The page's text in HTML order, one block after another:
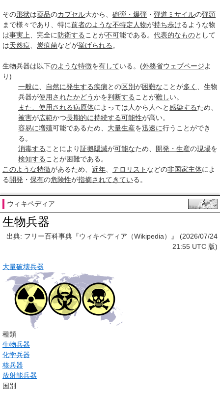
その形状は薬品のカプセル大から、 砲弾・爆弾 ・ 弾道ミサイルの弾頭
まで様々であり、特に前者のような不特定 人物が持ち歩けるような物
は事実上 、完全に防衛する ことが不可能である。 代表的なものとして
は天然痘 炭疽菌などが挙げられる 。
生物兵器は以下のような特徴を有している。(外務省ウェブページよ
り)
一般に
自然に発生する疾病との区別が困難なことが多く
、生物
兵器が使用されたかどうかを判断する ことが難しい。
また、 使用される病原体によっては人から人へと感染するため、
被害が広範かつ長期的に持続する可能性が高い。
容易に増殖可能であるため、 大量生産を迅速に行うことができ
る。
消毒する ことにより証拠隠滅が可能なため、 開発・生産の現場を
検知する ことが困難である。
このような特徴があるため、 近年 テロリスト などの非国家主体によ
る 開発 ・ 保有の危険性が指摘されてきている。
ウィキペディア
生物兵器
出典: フリー百科事典『ウィキペディア（Wikipedia）』 (2026/07/24
21:55 UTC 版)
大量破壊兵器
種類
生物兵器
化学兵器
核兵器
放射能兵器
国別